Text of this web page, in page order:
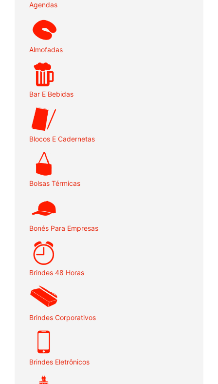
Agendas
Almofadas
Bar E Bebidas
Blocos E Cadernetas
Bolsas Térmicas
Bonés Para Empresas
Brindes 48 Horas
Brindes Corporativos
Brindes Eletrônicos